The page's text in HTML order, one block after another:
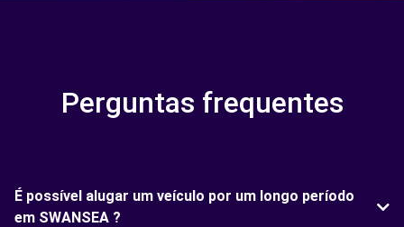
Perguntas frequentes
É possível alugar um veículo por um longo período
em SWANSEA ?